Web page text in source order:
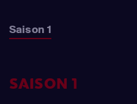
Saison 1
SAISON 1